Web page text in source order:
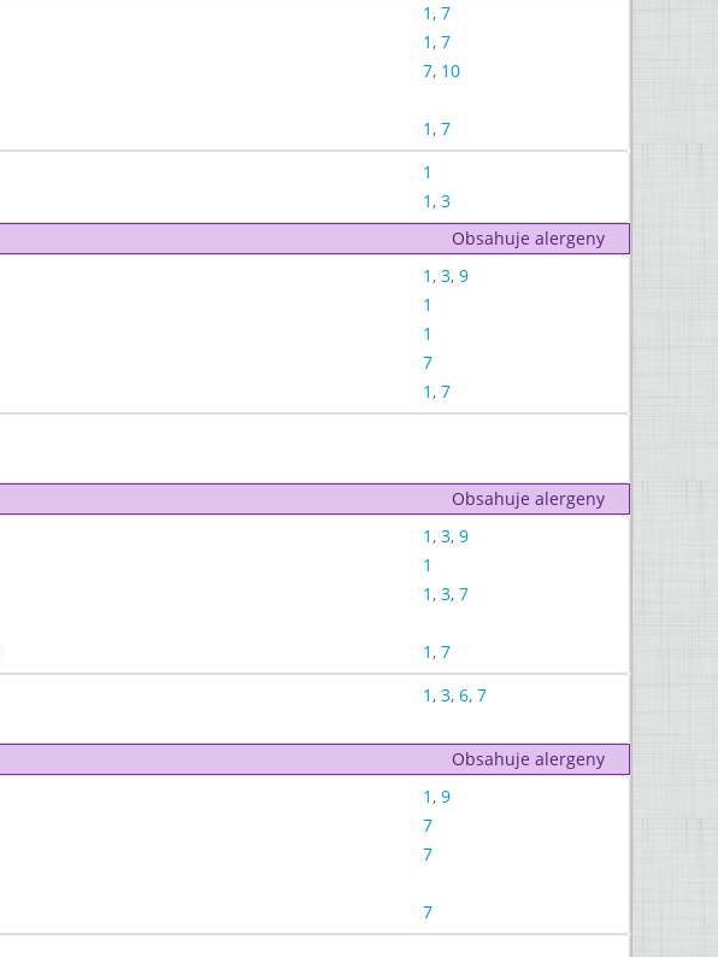
1, 7
1, 7
7, 10
1, 7
1
1, 3
Obsahuje alergeny
1, 3, 9
1
1
7
1, 7
Obsahuje alergeny
1, 3, 9
1
1, 3, 7
1, 7
1, 3, 6, 7
Obsahuje alergeny
1, 9
7
7
7